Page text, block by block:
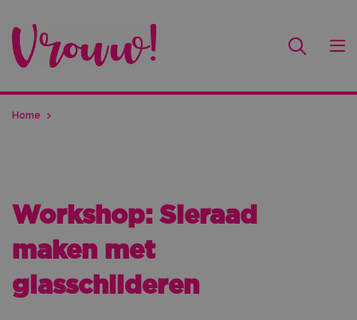
Home
Workshop: Sieraad
maken met
glasschilderen